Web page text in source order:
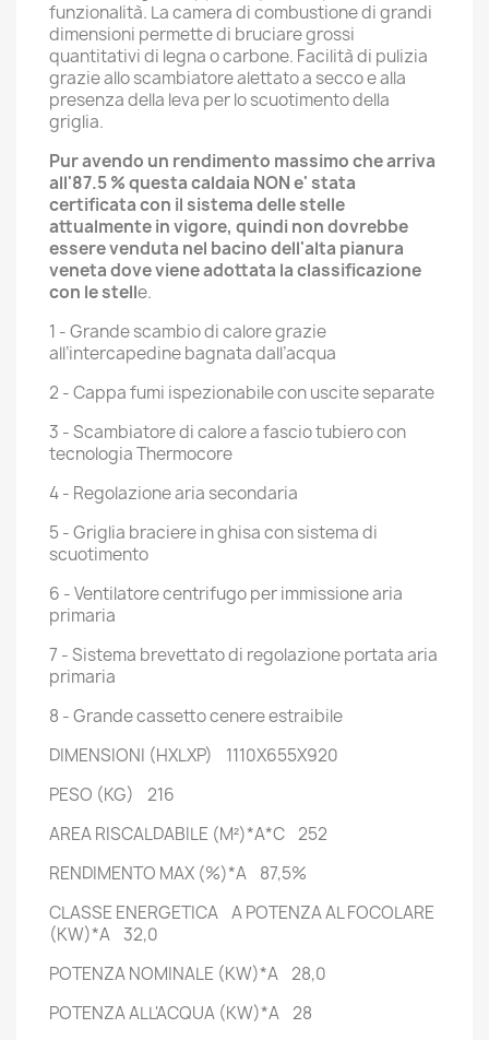
funzionalità. La camera di combustione di grandi
dimensioni permette di bruciare grossi
quantitativi di legna o carbone. Facilità di pulizia
grazie allo scambiatore alettato a secco e alla
presenza della leva per lo scuotimento della
griglia.
Pur avendo un rendimento massimo che arriva
all'87.5 % questa caldaia NON e' stata
certificata con il sistema delle stelle
attualmente in vigore, quindi non dovrebbe
essere venduta nel bacino dell'alta pianura
veneta dove viene adottata la classificazione
con le stelle.
1 - Grande scambio di calore grazie
all’intercapedine bagnata dall’acqua
2 - Cappa fumi ispezionabile con uscite separate
3 - Scambiatore di calore a fascio tubiero con
tecnologia Thermocore
4 - Regolazione aria secondaria
5 - Griglia braciere in ghisa con sistema di
scuotimento
6 - Ventilatore centrifugo per immissione aria
primaria
7 - Sistema brevettato di regolazione portata aria
primaria
8 - Grande cassetto cenere estraibile
DIMENSIONI (HXLXP) 1110X655X920
PESO (KG) 216
AREA RISCALDABILE (M²)*A*C 252
RENDIMENTO MAX (%)*A 87,5%
CLASSE ENERGETICA A POTENZA AL FOCOLARE
(KW)*A 32,0
POTENZA NOMINALE (KW)*A 28,0
POTENZA ALL'ACQUA (KW)*A 28